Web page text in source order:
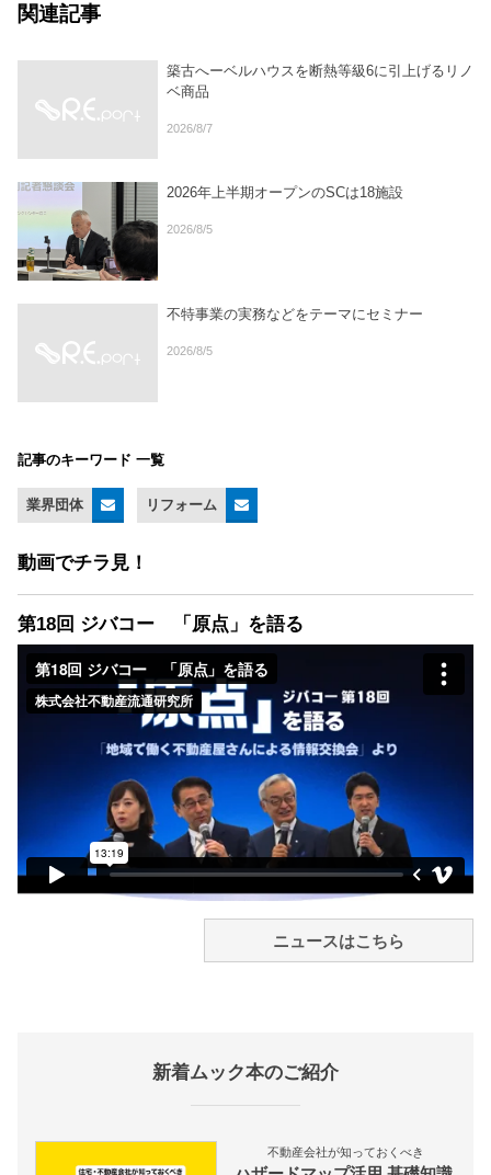
関連記事
築古へーベルハウスを断熱等級6に引上げるリノ
ベ商品
2026/8/7
2026年上半期オープンのSCは18施設
2026/8/5
不特事業の実務などをテーマにセミナー
2026/8/5
記事のキーワード 一覧
業界団体 リフォーム
動画でチラ見！
第18回 ジバコー 「原点」を語る
ニュースはこちら
新着ムック本のご紹介
不動産会社が知っておくべき